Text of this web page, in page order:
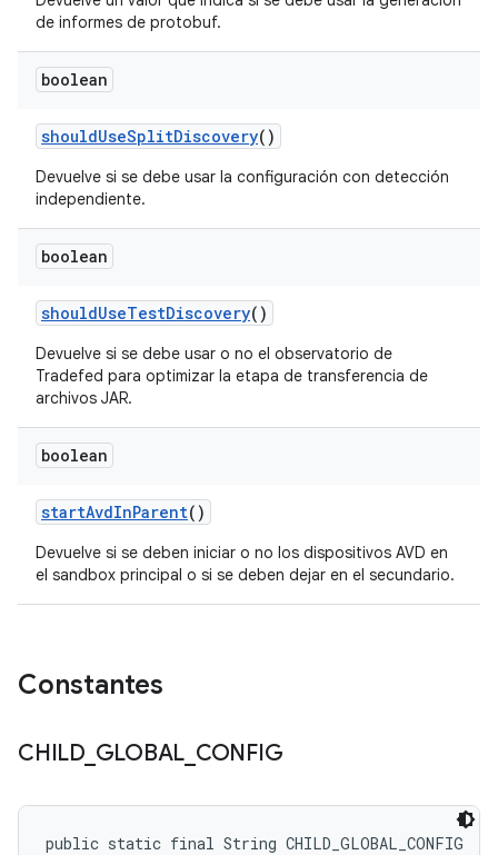
de informes de protobuf.
boolean
shouldUseSplitDiscovery()
Devuelve si se debe usar la configuración con detección
independiente.
boolean
shouldUseTestDiscovery()
Devuelve si se debe usar o no el observatorio de
Tradefed para optimizar la etapa de transferencia de
archivos JAR.
boolean
startAvdInParent()
Devuelve si se deben iniciar o no los dispositivos AVD en
el sandbox principal o si se deben dejar en el secundario.
Constantes
CHILD_ GLOBAL CONFIG
public static final String CHILD_GLOBAL_CONFIG